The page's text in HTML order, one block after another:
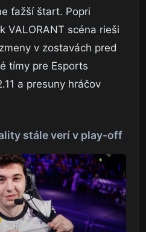
ťažší štart. Popri
VALORANT scéna rieši
v zostavách pred
tímy pre Esports
a presuny hráčov
stále verí v play-off